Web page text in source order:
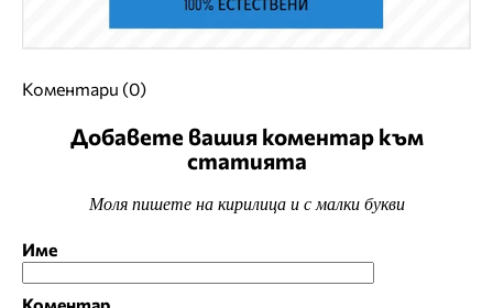
Коментари (0)
Добавете вашия коментар към
статията
Моля пишете на кирилица и с малки букви
Име
Коментар